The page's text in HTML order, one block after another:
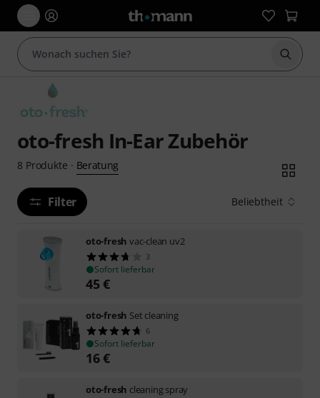
Suche
oto-fresh In-Ear Zubehör
8 Produkte · Beratung
Filter Beliebtheit
oto-fresh vac-clean uv2
3
Sofort lieferbar
45€
oto-fresh Set cleaning
6
Sofort lieferbar
16€
oto-fresh cleaning spray